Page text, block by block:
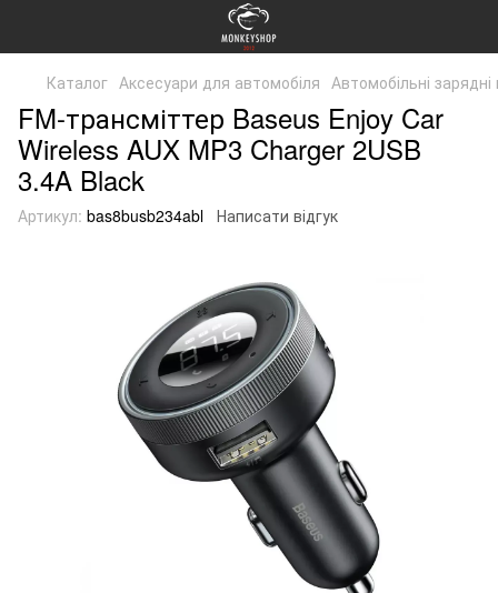
Каталог Аксесуари для автомобіля Автомобільні зарядні
FM-трансміттер Baseus Enjoy Car
Wireless AUX MP3 Charger 2USB
3.4A Black
Артикул: bas8busb234abl Написати відгук